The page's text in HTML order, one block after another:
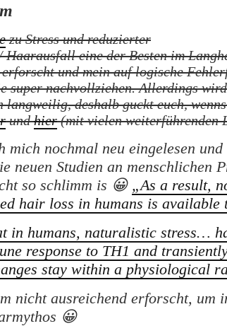
zu Stress und reduzierter
Haarausfall eine der Besten im
und mein auf logische
super nachvollziehen. Allerdings
deshalb guckt euch,
undhier(mit vielen weiterführenden
mich nochmal neu eingelesen und
neuen Studien an menschlichen
so schlimm is 😀 „As a result,
hair loss in humans is available
in humans, naturalistic stress…
response to TH1 and
stay within a physiological
nicht ausreichend erforscht, um
😀